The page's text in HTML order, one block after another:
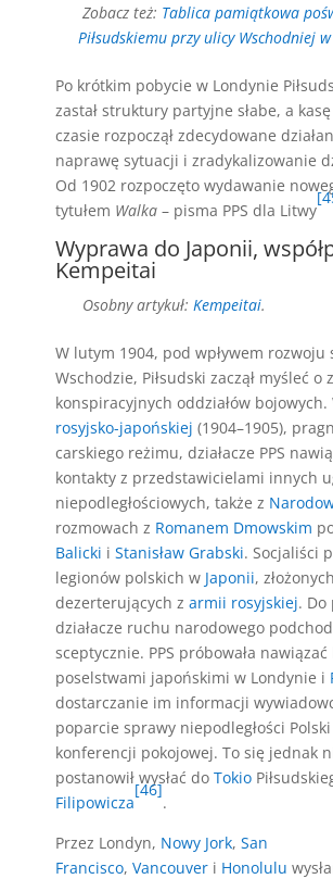
Zobacz też: Tablica pamiątkowa
Piłsudskiemu przy ulicy Wschodniej
Po krótkim pobycie w Londynie
zastał struktury partyjne słabe, a
czasie rozpoczął zdecydowane
naprawę sytuacji i zradykalizowanie
Od 1902 rozpoczęto wydawanie
tytułem Walka – pisma PPS dla Litwy
Wyprawa do Japonii,
Kempeitai
Osobny artykuł: Kempeitai.
W lutym 1904, pod wpływem rozwoju
Wschodzie, Piłsudski zaczął myśleć
konspiracyjnych oddziałów bojowych.
rosyjsko-japońskiej (1904–1905),
carskiego reżimu, działacze PPS
kontakty z przedstawicielami innych
niepodległościowych, także z
rozmowach z Romanem Dmowskim
Balicki i Stanisław Grabski. Socjaliści
legionów polskich w Japonii,
dezerterujących z armii rosyjskiej. Do
działacze ruchu narodowego
sceptycznie. PPS próbowała
poselstwami japońskimi w Londynie i
dostarczanie im informacji
poparcie sprawy niepodległości
konferencji pokojowej. To się jednak
postanowił wysłać do Tokio
Filipowicza
[46]
.
Przez Londyn, Nowy Jork, San
Francisco, Vancouver i Honolulu